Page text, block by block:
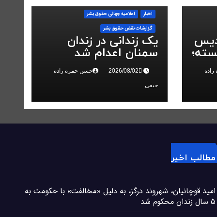
اخبار
اعلاميه جهانی حقوق بشر
گزارشات نقض حقوق بشر
یک زندانی در زندان
سمنان اعدام شد
حسن حمزه زاده
حیقی
مطالب اخیر
امید قوچانیان، شهروند درگز، به دلیل «مخالفت» با حکومت به
۵ سال زندان محکوم شد